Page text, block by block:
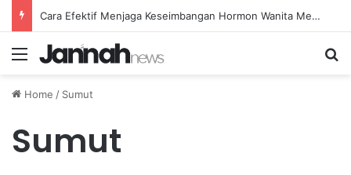
Cara Efektif Menjaga Keseimbangan Hormon Wanita Menjelang Menopause
Menu
Home / Sumut
Sumut